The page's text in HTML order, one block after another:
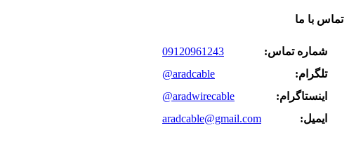
تماس با ما
شماره تماس:
09120961243
تلگرام:
@aradcable
اینستاگرام:
@aradwirecable
ایمیل:
aradcable@gmail.com